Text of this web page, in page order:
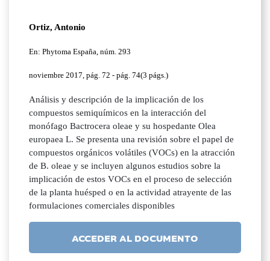
Ortiz, Antonio
En: Phytoma España, núm. 293
noviembre 2017, pág. 72 - pág. 74(3 págs.)
Análisis y descripción de la implicación de los
compuestos semiquímicos en la interacción del
monófago Bactrocera oleae y su hospedante Olea
europaea L. Se presenta una revisión sobre el papel de
compuestos orgánicos volátiles (VOCs) en la atracción
de B. oleae y se incluyen algunos estudios sobre la
implicación de estos VOCs en el proceso de selección
de la planta huésped o en la actividad atrayente de las
formulaciones comerciales disponibles
ACCEDER AL DOCUMENTO